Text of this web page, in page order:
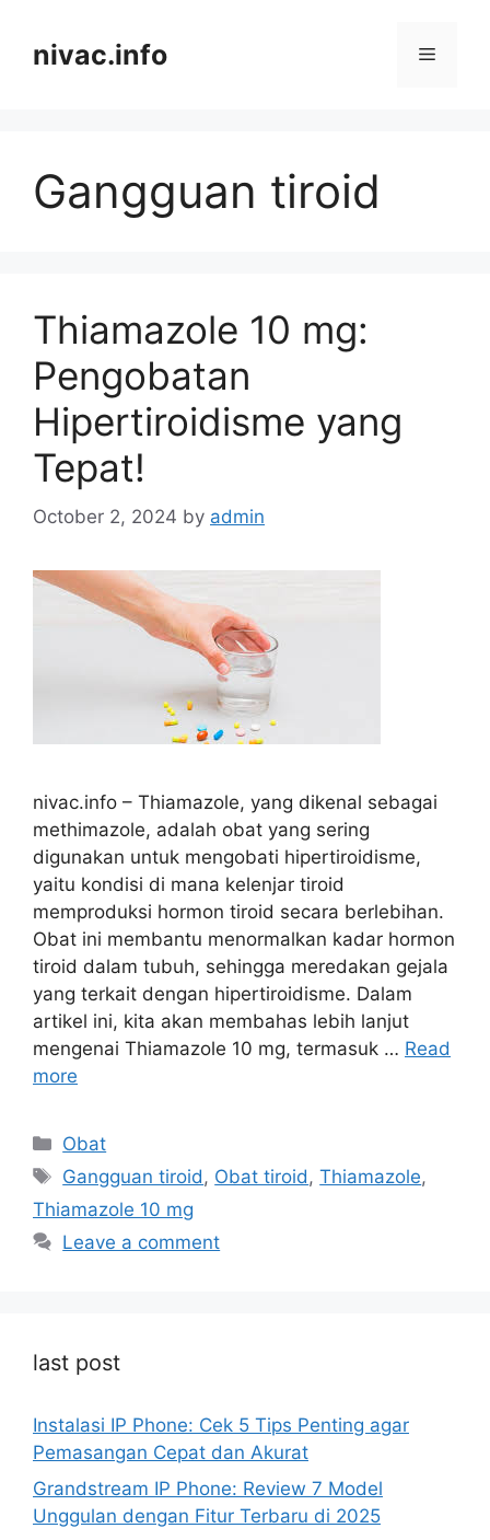
contentnivac.info Menu
Gangguan tiroid
Thiamazole 10 mg:
Pengobatan
Hipertiroidisme yang
Tepat!
October 2, 2024 by admin
nivac.info – Thiamazole, yang dikenal sebagai
methimazole, adalah obat yang sering
digunakan untuk mengobati hipertiroidisme,
yaitu kondisi di mana kelenjar tiroid
memproduksi hormon tiroid secara berlebihan.
Obat ini membantu menormalkan kadar hormon
tiroid dalam tubuh, sehingga meredakan gejala
yang terkait dengan hipertiroidisme. Dalam
artikel ini, kita akan membahas lebih lanjut
mengenai Thiamazole 10 mg, termasuk … Read
more
Categories
Obat
Tags
Gangguan tiroid , Obat tiroid ,Thiamazole,
Thiamazole 10 mg
Leave a comment
last post
Instalasi IP Phone: Cek 5 Tips Penting agar
Pemasangan Cepat dan Akurat
Grandstream IP Phone: Review 7 Model
Unggulan dengan Fitur Terbaru di 2025